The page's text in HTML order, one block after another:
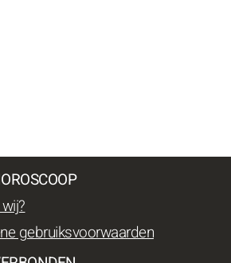
gebruiksvoorwaarden